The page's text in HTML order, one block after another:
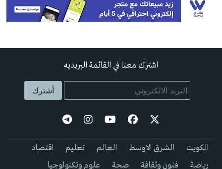
اشترك معنا في القائمة البريديه
الكويت الشرق الاوسط العالم تعليم
اقتصاد
رياضة
فنون وثقافة صحة علوم وتكنولوجيا